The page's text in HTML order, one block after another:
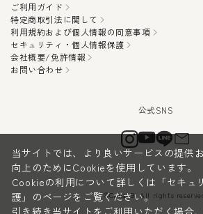
ご利用ガイド
特定商取引法に関して
利用規約および個人情報の同意事項
セキュリティ・個人情報保護
会社概要/免許情報
お問い合わせ
©CanauBi All rights
当サイトでは、より良いサービスの提供
向上のためにCookieを使用しています。
Cookieの利用について詳しくは 「セキ
護」 のページをご覧ください。